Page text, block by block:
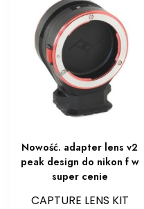
Nowość. adapter lens v2
peak design do nikon f w
super cenie
CAPTURE LENS KIT